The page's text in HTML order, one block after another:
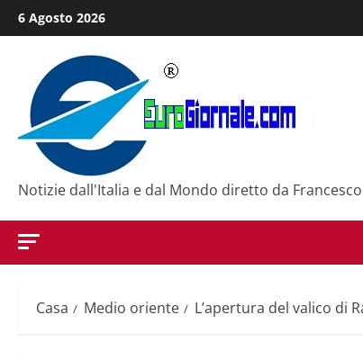
Salta
al
contenuto
6 Agosto 2026
Notizie dall'Italia e dal Mondo diretto da
Casa Medio oriente L’apertura del valico di